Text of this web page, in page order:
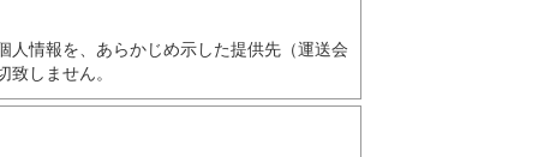
人情報を、あらかじめ示した提供先（運送会
しません。